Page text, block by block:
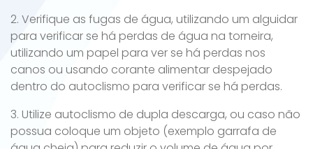
2. Verifique as fugas de água, utilizando um alguidar
para verificar se há perdas de água na torneira,
utilizando um papel para ver se há perdas nos
canos ou usando corante alimentar despejado
dentro do autoclismo para verificar se há perdas.
3. Utilize autoclismo de dupla descarga, ou caso não
possua coloque um objeto (exemplo garrafa de